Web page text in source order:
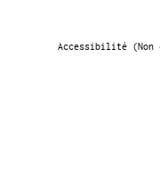
Accessibilité (Non